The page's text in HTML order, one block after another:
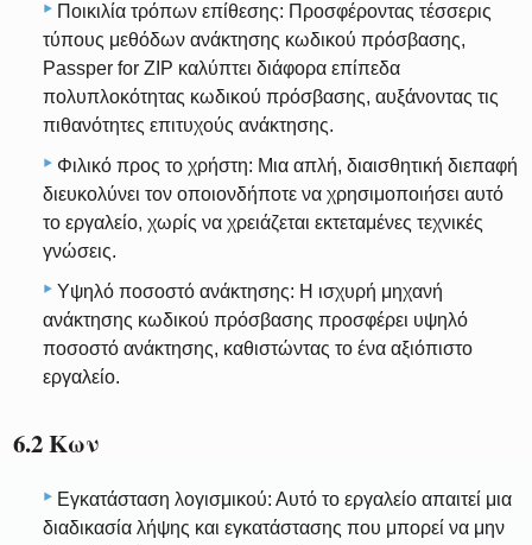
Ποικιλία τρόπων επίθεσης: Προσφέροντας τέσσερις
τύπους μεθόδων ανάκτησης κωδικού πρόσβασης,
Passper for ZIP καλύπτει διάφορα επίπεδα
πολυπλοκότητας κωδικού πρόσβασης, αυξάνοντας τις
πιθανότητες επιτυχούς ανάκτησης.
Φιλικό προς το χρήστη: Μια απλή, διαισθητική διεπαφή
διευκολύνει τον οποιονδήποτε να χρησιμοποιήσει αυτό
το εργαλείο, χωρίς να χρειάζεται εκτεταμένες τεχνικές
γνώσεις.
Υψηλό ποσοστό ανάκτησης: Η ισχυρή μηχανή
ανάκτησης κωδικού πρόσβασης προσφέρει υψηλό
ποσοστό ανάκτησης, καθιστώντας το ένα αξιόπιστο
εργαλείο.
6.2 Κων
Εγκατάσταση λογισμικού: Αυτό το εργαλείο απαιτεί μια
διαδικασία λήψης και εγκατάστασης που μπορεί να μην